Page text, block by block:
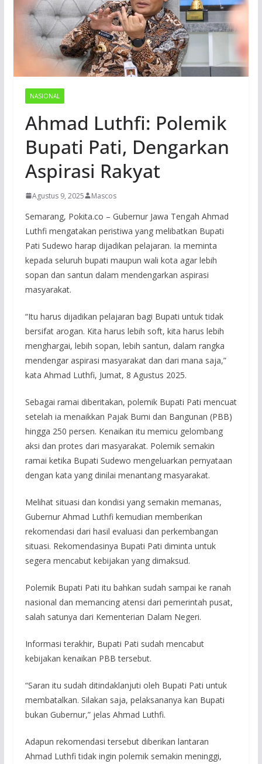
NASIONAL
Ahmad Luthfi: Polemik
Bupati Pati, Dengarkan
Aspirasi Rakyat
Agustus 9, 2025 Mascos
Semarang, Pokita.co – Gubernur Jawa Tengah Ahmad
Luthfi mengatakan peristiwa yang melibatkan Bupati
Pati Sudewo harap dijadikan pelajaran. Ia meminta
kepada seluruh bupati maupun wali kota agar lebih
sopan dan santun dalam mendengarkan aspirasi
masyarakat.
“Itu harus dijadikan pelajaran bagi Bupati untuk tidak
bersifat arogan. Kita harus lebih soft, kita harus lebih
menghargai, lebih sopan, lebih santun, dalam rangka
mendengar aspirasi masyarakat dan dari mana saja,”
kata Ahmad Luthfi, Jumat, 8 Agustus 2025.
Sebagai ramai diberitakan, polemik Bupati Pati mencuat
setelah ia menaikkan Pajak Bumi dan Bangunan (PBB)
hingga 250 persen. Kenaikan itu memicu gelombang
aksi dan protes dari masyarakat. Polemik semakin
ramai ketika Bupati Sudewo mengeluarkan pernyataan
dengan kata yang dinilai menantang masyarakat.
Melihat situasi dan kondisi yang semakin memanas,
Gubernur Ahmad Luthfi kemudian memberikan
rekomendasi dari hasil evaluasi dan perkembangan
situasi. Rekomendasinya Bupati Pati diminta untuk
segera mencabut kebijakan yang dimaksud.
Polemik Bupati Pati itu bahkan sudah sampai ke ranah
nasional dan memancing atensi dari pemerintah pusat,
salah satunya dari Kementerian Dalam Negeri.
Informasi terakhir, Bupati Pati sudah mencabut
kebijakan kenaikan PBB tersebut.
“Saran itu sudah ditindaklanjuti oleh Bupati Pati untuk
membatalkan. Silakan saja, pelaksananya kan Bupati
bukan Gubernur,” jelas Ahmad Luthfi.
Adapun rekomendasi tersebut diberikan lantaran
Ahmad Luthfi tidak ingin polemik semakin meninggi,